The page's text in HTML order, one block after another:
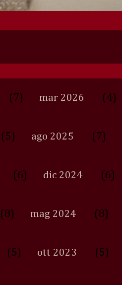
(7) mar 2026 (4)
(5) ago 2025 (7)
(6) dic 2024 (6)
(8) mag 2024 (8)
(5) ott 2023 (5)